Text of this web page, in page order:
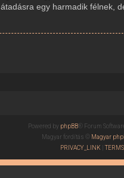
egy harmadik félnek,
Powered by phpBB® Forum
Magyar fordítás © Magyar
PRIVACY_LINK |